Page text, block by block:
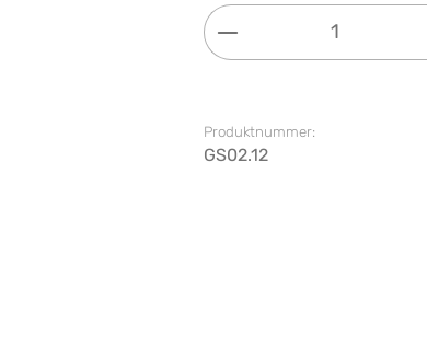
Produktkvantitet:
Produktnummer:
GS02.12